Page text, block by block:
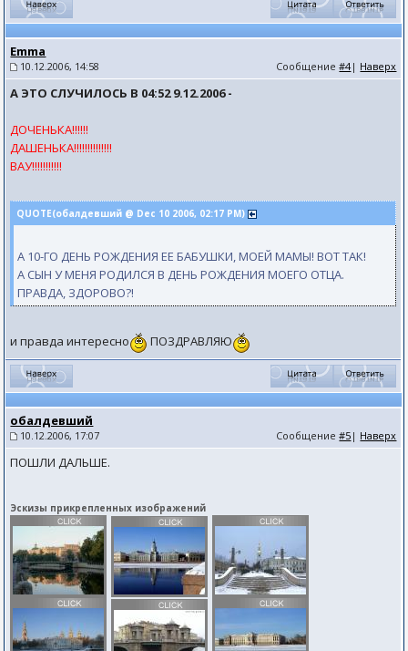
Emma
10.12.2006, 14:58 Сообщение#4| Наверх
А ЭТО СЛУЧИЛОСЬ В 04:52 9.12.2006 -
ДОЧЕНЬКА!!!!!!
ДАШЕНЬКА!!!!!!!!!!!!!!
ВАУ!!!!!!!!!!!
QUOTE(обалдевший @ Dec 10 2006, 02:17 PM)
А 10-ГО ДЕНЬ РОЖДЕНИЯ ЕЕ БАБУШКИ, МОЕЙ МАМЫ! ВОТ ТАК!
А СЫН У МЕНЯ РОДИЛСЯ В ДЕНЬ РОЖДЕНИЯ МОЕГО ОТЦА.
ПРАВДА, ЗДОРОВО?!
и правда интересно ПОЗДРАВЛЯЮ
обалдевший
10.12.2006, 17:07 Сообщение#5 | Наверх
ПОШЛИ ДАЛЬШЕ.
Эскизы прикрепленных изображений